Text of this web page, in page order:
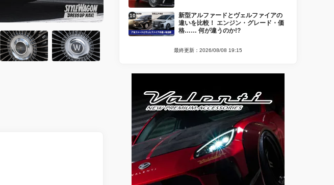
新型アルファードとヴェルファイアの
違いを比較！ エンジン・グレード・価
格…… 何が違うのか!?
最終更新：2026/08/08 19:15